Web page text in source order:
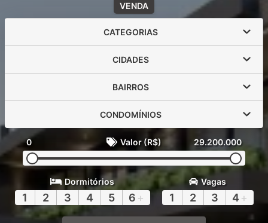
VENDA
CATEGORIAS
CIDADES
BAIRROS
CONDOMÍNIOS
0 Valor (R$) 29.200.000
Dormitórios
1 2 3 4 5 6 +
Vagas
1 2 3 4 +